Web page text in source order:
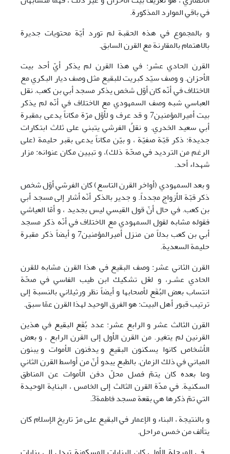
في باقي الموارد المذكورة.
و بالمجموع في هذه الحقبة لم تورد أيّة محتويات جديرة
بالاهتمام بالمقارنة مع القرن السابق.
القرن الحادي عشر: في هذا القرن لم يذكر أيّ أحد بيت
الأحزان. و وصف سيّد كبريت للبقيع مثل وصف ديار البكري مع
الاختلاف في أنّه کان أوّل شخص يذكر مسجد أبي بن كعب. نقل
العباسي شبه وصف السمهودي مع الاختلاف في أنّه لم يذكر
بيت أميرالمؤمنين7 و قد عرف و لأوّل مرّة مكاناً يدعى بمقبرة
أبي سعيد الخدري. و نقلُ الفرشي يتبني على ثلاث ابتكارات
جديدة: ذكر قبّة صفيّة ، و بيّن مكاناً يدعى بقبر حليمة (على
الرغم من الترديد في صحّة ذلك)، و تبيين مكان عنوانه: مزار
شهداء أحد.
و بعد السمهودي (أواخر القرن التاسع) کان الفرشي أوّل شخص
ذكر قبّة الأزواج مجدداً. و جدير بالذكر أنّه أشار إلى مسجد أبي
بن كعب. في حال أنّ قول القيسي ليس بجديد ، و أمّا العياشي
فقوله مشابه لقول السمهودي مع الاختلاف في أنّه ذكر مسجد
أبي بن كعب بدلاً من منزل أميرالمؤمنين7 و أيضاً ذكر مقبرة
حليمة السعدية.
القرن الثاني عشر: وصف البقيع في هذا القرن مشابه للقرن
الحادي عشـر، و لعّل تشكيك ابن طيب الفاسي في صحّة
انتساب بعض البُقَع لأصحابها و أيضاً نظر ورثيلاني بالنسبة إلى
ترتيب قبور أهل البيت: هو الفرق الوحيد لهذا القرن عمّا سبق.
القرن الثالث عشر و الرابع عشر: عدد بُقَع البقيع في هذين
القرنين لم يتغير. من القرن الأول إلى القرن الرابع ، و بعض
الأشخاص كانوا يسكنون البقيع و يدفنون الأموات و يبنون
المباني في ذلك الزمان. بالطبع يبدو أنّ من أواسط القرن الثاني
وما بعده كان يتمّ فصل محلّ دفن الأموات عن المناطق
السكنية. في مدّة القرن الثالث إلى الخامس ، البناية الوحيدة
التي تمّ ذكرها هي بقعة مسجد فاطمة3.
و بالنتيجة ، البناء و الإعمار في البقيع على مرّ تاريخ الإسلام كان
يتألف من خمس مراحل.